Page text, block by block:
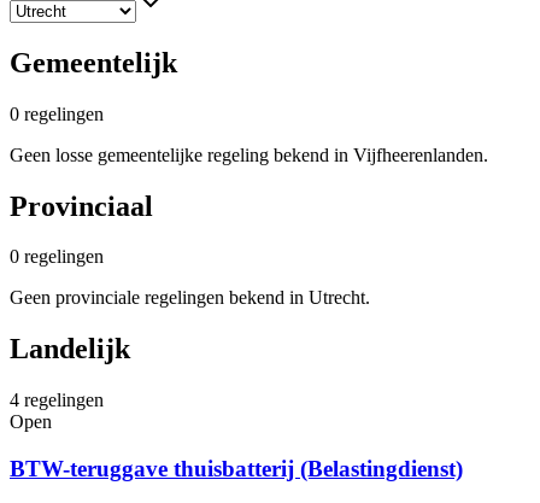
Gemeentelijk
0 regelingen
Geen losse gemeentelijke regeling bekend in Vijfheerenlanden.
Provinciaal
0 regelingen
Geen provinciale regelingen bekend in Utrecht.
Landelijk
4 regelingen
Open
BTW-teruggave thuisbatterij (Belastingdienst)